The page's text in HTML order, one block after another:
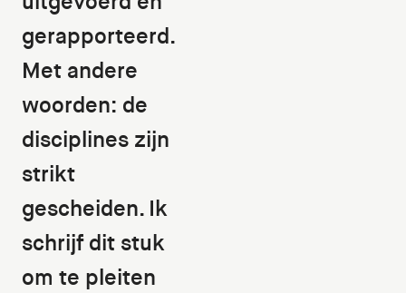
gerapporteerd.
Met andere
woorden: de
disciplines zijn
strikt
gescheiden. Ik
schrijf dit stuk
om te pleiten